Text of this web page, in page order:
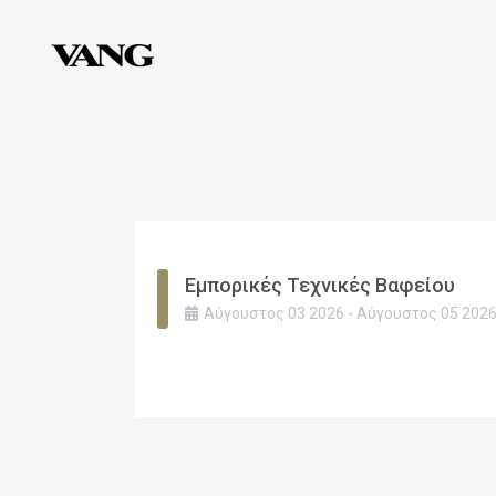
Εμπορικές Τεχνικές Βαφείου
Αύγουστος 03 2026 - Αύγουστος 05 2026